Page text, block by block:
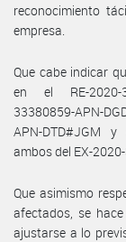
reconocimiento
empresa.
Que cabe indicar
en el RE-2020-
33380859-APN-
APN-DTD#JGM y
ambos del EX-
Que asimismo
afectados, se
ajustarse a lo